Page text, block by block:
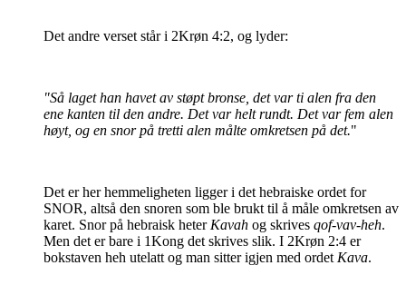
Det andre verset står i 2Krøn 4:2, og lyder:
"Så laget han havet av støpt bronse, det var ti alen fra den
ene kanten til den andre. Det var helt rundt. Det var fem alen
høyt, og en snor på tretti alen målte omkretsen på det."
Det er her hemmeligheten ligger i det hebraiske ordet for
SNOR, altså den snoren som ble brukt til å måle omkretsen av
karet. Snor på hebraisk heter Kavah og skrives qof-vav-heh.
Men det er bare i 1Kong det skrives slik. I 2Krøn 2:4 er
bokstaven heh utelatt og man sitter igjen med ordet Kava.